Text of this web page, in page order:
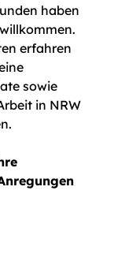
haben
erfahren
sowie
in NRW